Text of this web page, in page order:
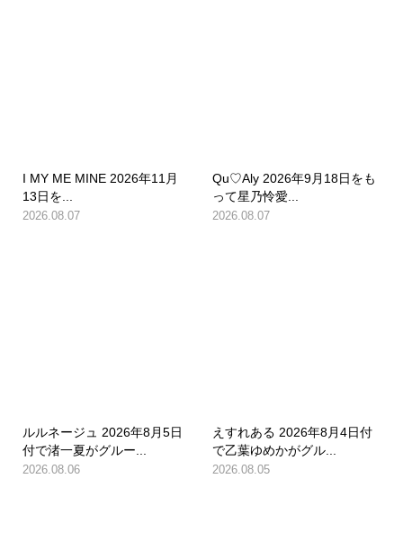
I MY ME MINE 2026年11月
13日を...
2026.08.07
Qu♡Aly 2026年9月18日をも
って星乃怜愛...
2026.08.07
ルルネージュ 2026年8月5日
付で渚一夏がグルー...
2026.08.06
えすれある 2026年8月4日付
で乙葉ゆめかがグル...
2026.08.05